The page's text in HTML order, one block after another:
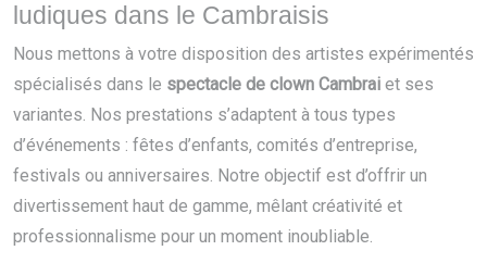
ludiques dans le Cambraisis
Nous mettons à votre disposition des artistes expérimentés
spécialisés dans le spectacle de clown Cambrai et ses
variantes. Nos prestations s’adaptent à tous types
d’événements : fêtes d’enfants, comités d’entreprise,
festivals ou anniversaires. Notre objectif est d’offrir un
divertissement haut de gamme, mêlant créativité et
professionnalisme pour un moment inoubliable.